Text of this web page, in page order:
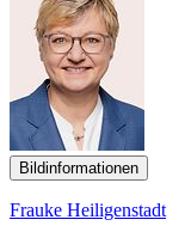
Bildinformationen
Frauke Heiligenstadt